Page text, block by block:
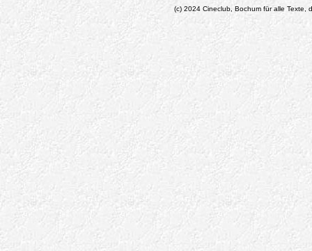
(c) 2024 Cineclub, Bochum für alle Texte,